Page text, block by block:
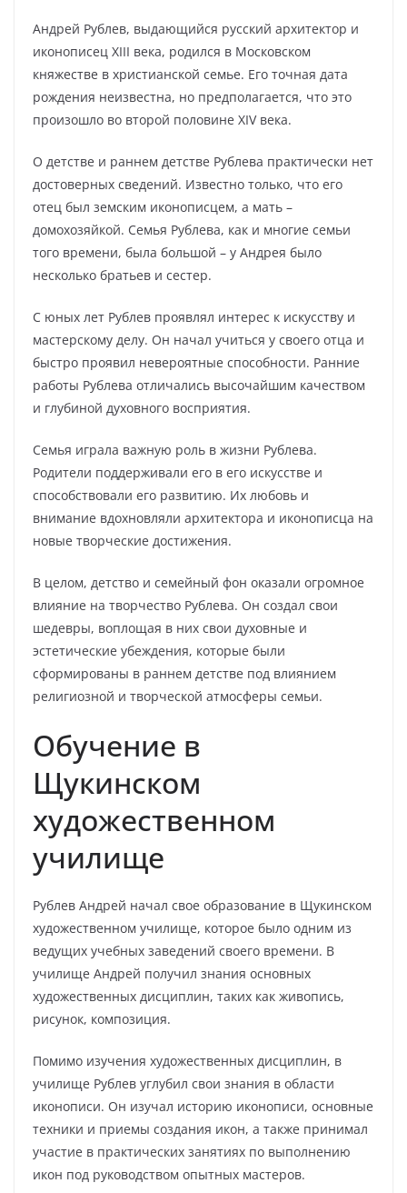
Андрей Рублев, выдающийся русский архитектор и
иконописец XIII века, родился в Московском
княжестве в христианской семье. Его точная дата
рождения неизвестна, но предполагается, что это
произошло во второй половине XIV века.
О детстве и раннем детстве Рублева практически нет
достоверных сведений. Известно только, что его
отец был земским иконописцем, а мать –
домохозяйкой. Семья Рублева, как и многие семьи
того времени, была большой – у Андрея было
несколько братьев и сестер.
С юных лет Рублев проявлял интерес к искусству и
мастерскому делу. Он начал учиться у своего отца и
быстро проявил невероятные способности. Ранние
работы Рублева отличались высочайшим качеством
и глубиной духовного восприятия.
Семья играла важную роль в жизни Рублева.
Родители поддерживали его в его искусстве и
способствовали его развитию. Их любовь и
внимание вдохновляли архитектора и иконописца на
новые творческие достижения.
В целом, детство и семейный фон оказали огромное
влияние на творчество Рублева. Он создал свои
шедевры, воплощая в них свои духовные и
эстетические убеждения, которые были
сформированы в раннем детстве под влиянием
религиозной и творческой атмосферы семьи.
Обучение в
Щукинском
художественном
училище
Рублев Андрей начал свое образование в Щукинском
художественном училище, которое было одним из
ведущих учебных заведений своего времени. В
училище Андрей получил знания основных
художественных дисциплин, таких как живопись,
рисунок, композиция.
Помимо изучения художественных дисциплин, в
училище Рублев углубил свои знания в области
иконописи. Он изучал историю иконописи, основные
техники и приемы создания икон, а также принимал
участие в практических занятиях по выполнению
икон под руководством опытных мастеров.